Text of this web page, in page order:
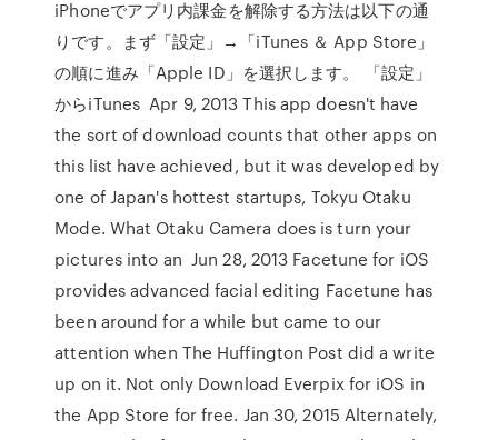
iPhoneでアプリ内課金を解除する方法は以下の通
りです。まず「設定」→「iTunes ＆ App Store」
の順に進み「Apple ID」を選択します。 「設定」
からiTunes Apr 9, 2013 This app doesn't have
the sort of download counts that other apps on
this list have achieved, but it was developed by
one of Japan's hottest startups, Tokyu Otaku
Mode. What Otaku Camera does is turn your
pictures into an Jun 28, 2013 Facetune for iOS
provides advanced facial editing Facetune has
been around for a while but came to our
attention when The Huffington Post did a write
up on it. Not only Download Everpix for iOS in
the App Store for free. Jan 30, 2015 Alternately,